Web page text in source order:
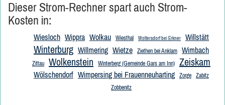
Dieser Strom-Rechner spart auch Strom-
Kosten in:
Wiesloch Wippra Wolkau Wiesthal Woltersdorf bei Erkner Willstätt
Winterburg Willmering Wietze Ziethen bei Anklam Wimbach
Zittau Wolkenstein Winterberg (Gemeinde Gars am Inn) Zeiskam
Wölschendorf Wimpersing bei Frauenneuharting Zorge
Zabitz
Zobbenitz